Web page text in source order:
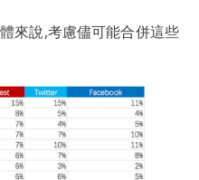
來說,考慮儘可能合併這些